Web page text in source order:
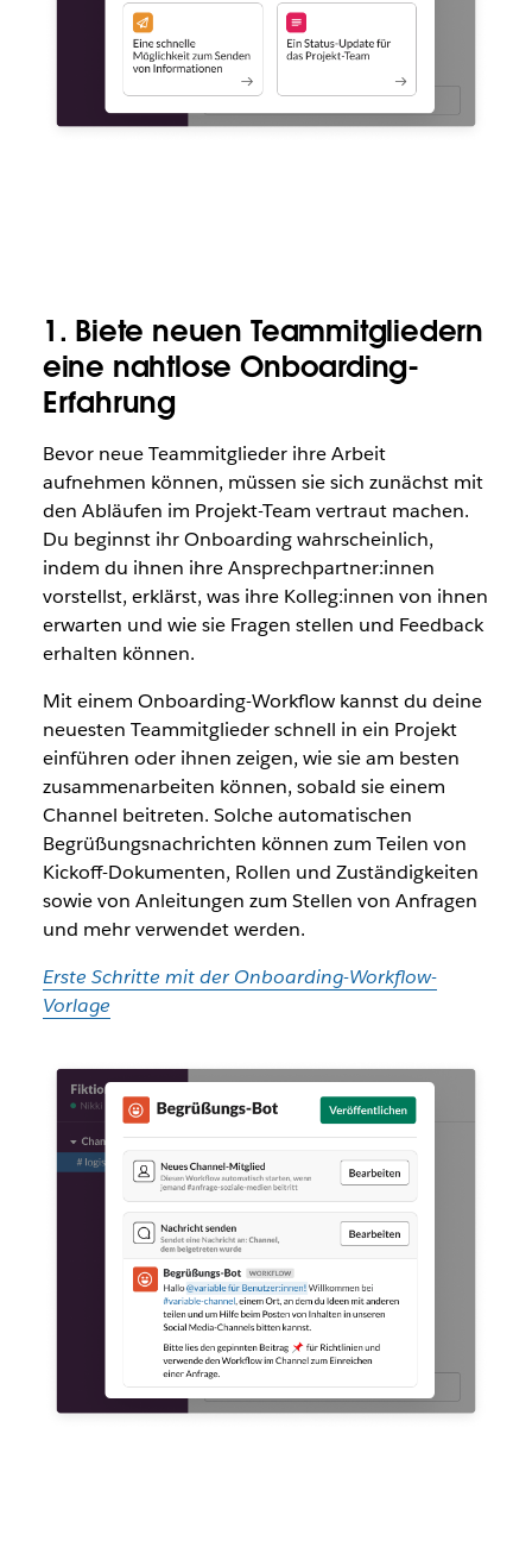
1. Biete neuen Teammitgliedern
eine nahtlose Onboarding-
Erfahrung
Bevor neue Teammitglieder ihre Arbeit
aufnehmen können, müssen sie sich zunächst mit
den Abläufen im Projekt-Team vertraut machen.
Du beginnst ihr Onboarding wahrscheinlich,
indem du ihnen ihre Ansprechpartner:innen
vorstellst, erklärst, was ihre Kolleg:innen von ihnen
erwarten und wie sie Fragen stellen und Feedback
erhalten können.
Mit einem Onboarding-Workflow kannst du deine
neuesten Teammitglieder schnell in ein Projekt
einführen oder ihnen zeigen, wie sie am besten
zusammenarbeiten können, sobald sie einem
Channel beitreten. Solche automatischen
Begrüßungsnachrichten können zum Teilen von
Kickoff-Dokumenten, Rollen und Zuständigkeiten
sowie von Anleitungen zum Stellen von Anfragen
und mehr verwendet werden.
Erste Schritte mit der Onboarding-Workflow-
Vorlage